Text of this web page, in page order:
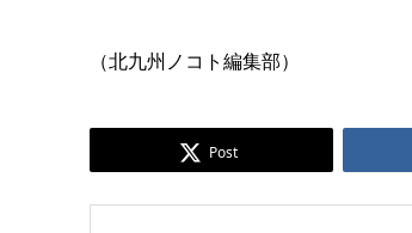
（北九州ノコト編集部）
Post